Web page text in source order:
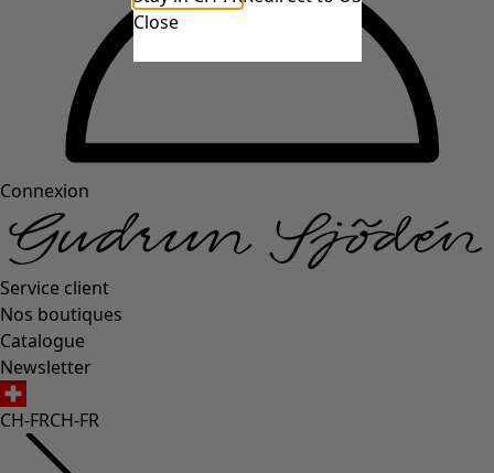
Connexion
Service client
Nos boutiques
Catalogue
Newsletter
CH-FRCH-FR
Close